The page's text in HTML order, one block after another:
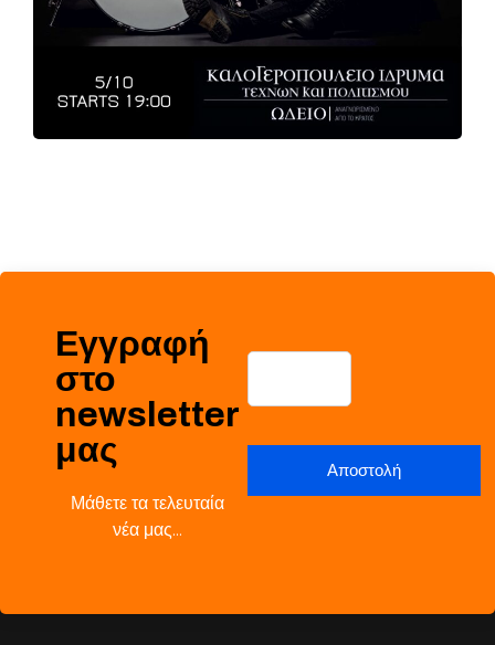
Εγγραφή
στο
newsletter
μας
Μάθετε τα τελευταία
νέα μας…